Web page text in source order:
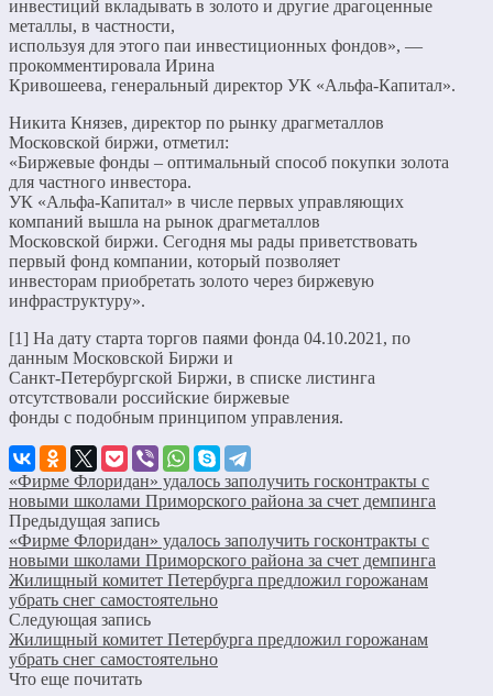
инвестиций вкладывать в золото и другие драгоценные
металлы, в частности,
используя для этого паи инвестиционных фондов», —
прокомментировала Ирина
Кривошеева, генеральный директор УК «Альфа-Капитал».
Никита Князев, директор по рынку драгметаллов
Московской биржи, отметил:
«Биржевые фонды – оптимальный способ покупки золота
для частного инвестора.
УК «Альфа-Капитал» в числе первых управляющих
компаний вышла на рынок драгметаллов
Московской биржи. Сегодня мы рады приветствовать
первый фонд компании, который позволяет
инвесторам приобретать золото через биржевую
инфраструктуру».
[1] На дату старта торгов паями фонда 04.10.2021, по
данным Московской Биржи и
Санкт-Петербургской Биржи, в списке листинга
отсутствовали российские биржевые
фонды с подобным принципом управления.
«Фирме Флоридан» удалось заполучить госконтракты с
новыми школами Приморского района за счет демпинга
Предыдущая запись
«Фирме Флоридан» удалось заполучить госконтракты с
новыми школами Приморского района за счет демпинга
Жилищный комитет Петербурга предложил горожанам
убрать снег самостоятельно
Следующая запись
Жилищный комитет Петербурга предложил горожанам
убрать снег самостоятельно
Что еще почитать